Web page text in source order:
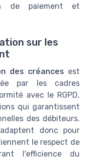
de paiement et
sur les
des créances est
par les cadres
avec le RGPD,
qui garantissent
des débiteurs.
donc pour
le respect de
l'efficience du